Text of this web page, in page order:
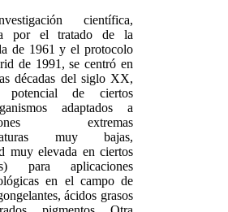
científica,
por el tratado de la
de 1961 y el protocolo
de 1991, se centró en
décadas del siglo XX,
de ciertos
adaptados a
extremas
muy bajas,
muy elevada en ciertos
para aplicaciones
en el campo de
ácidos grasos